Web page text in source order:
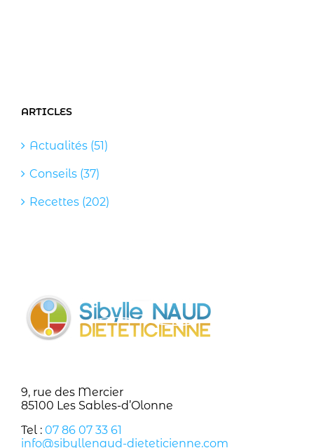
ARTICLES
Actualités (51)
Conseils (37)
Recettes (202)
9, rue des Mercier
85100 Les Sables-d’Olonne
Tel : 07 86 07 33 61
info@sibyllenaud-dieteticienne.com